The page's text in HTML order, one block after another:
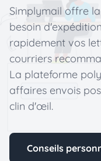
Simplymail offre
besoin
rapidement vos
courriers
La plateforme
affaires envois
clin d'œil.
Conseils